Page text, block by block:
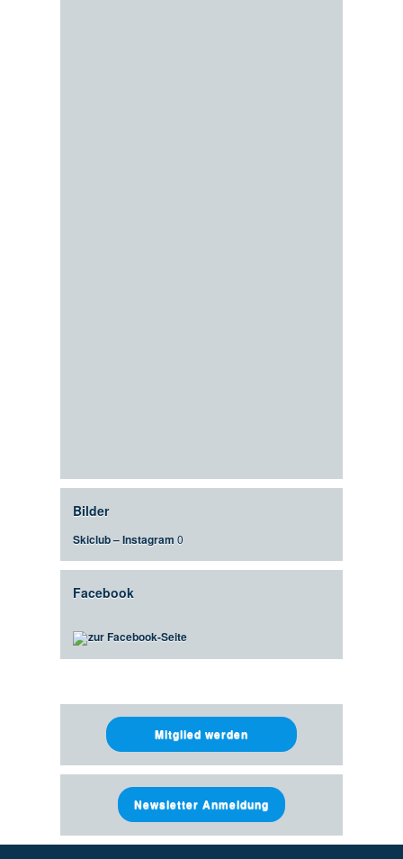
Bilder
Skiclub – Instagram 0
Facebook
zur Facebook-Seite
Mitglied werden
Newsletter Anmeldung